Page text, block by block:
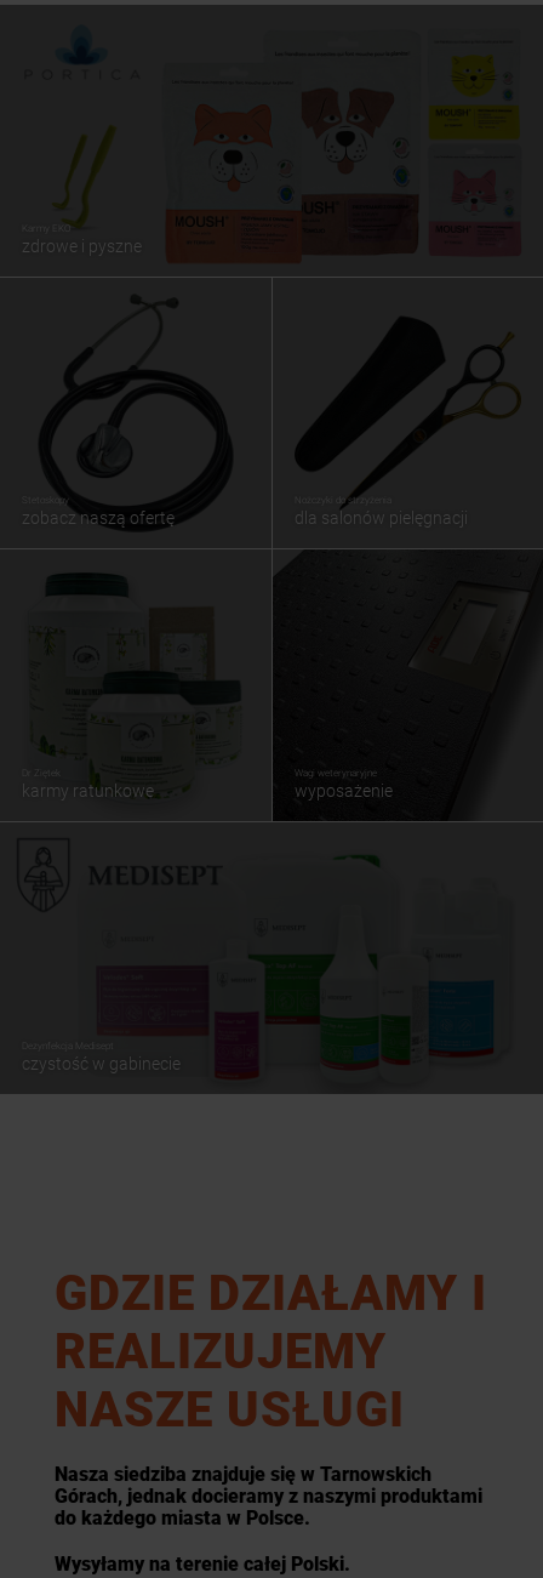
Karmy EKO
zdrowe i pyszne
Stetoskopy
zobacz naszą ofertę
Nożczyki do strzyżenia
dla salonów pielęgnacji
Dezynfekcja Medisept
czystość w gabinecie
Dr Ziętek
karmy ratunkowe
Wagi weterynaryjne
wyposażenie
GDZIE DZIAŁAMY I
REALIZUJEMY
NASZE USŁUGI
Nasza siedziba znajduje się w Tarnowskich
Górach, jednak docieramy z naszymi produktami
do każdego miasta w Polsce.
Wysyłamy na terenie całej Polski.